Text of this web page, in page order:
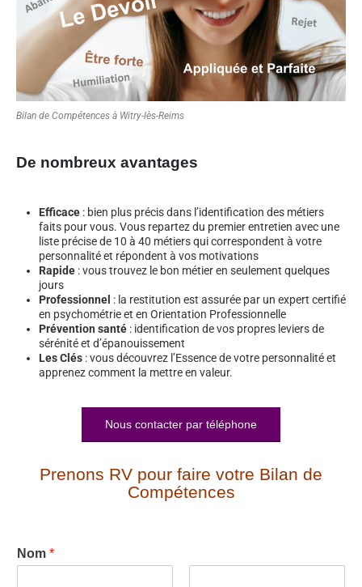
Bilan de Compétences à Witry-lès-Reims
De nombreux avantages
Efficace : bien plus précis dans l’identification des métiers
faits pour vous. Vous repartez du premier entretien avec une
liste précise de 10 à 40 métiers qui correspondent à votre
personnalité et répondent à vos motivations
Rapide : vous trouvez le bon métier en seulement quelques
jours
Professionnel : la restitution est assurée par un expert certifié
en psychométrie et en Orientation Professionnelle
Prévention santé : identification de vos propres leviers de
sérénité et d’épanouissement
Les Clés : vous découvrez l’Essence de votre personnalité et
apprenez comment la mettre en valeur.
Nous contacter par téléphone
Prenons RV pour faire votre Bilan de
Compétences
Nom *